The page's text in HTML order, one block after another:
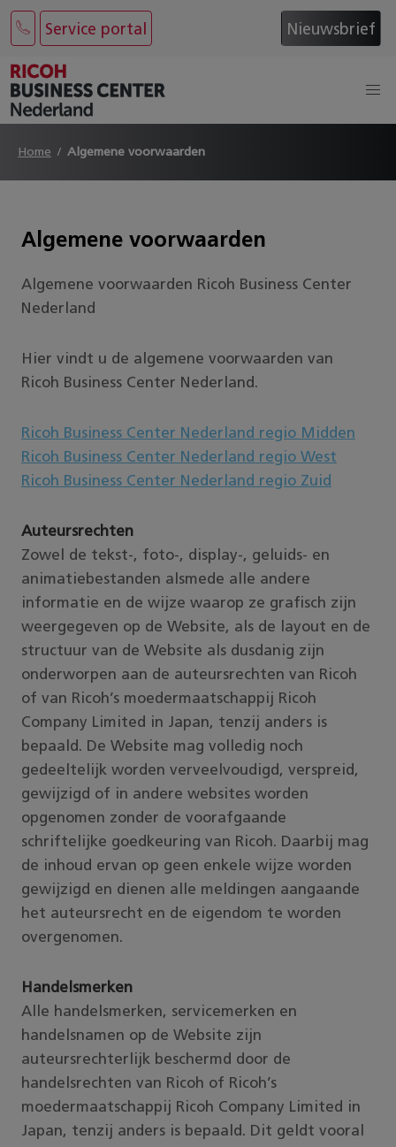
Service portal Nieuwsbrief
Home Algemene voorwaarden
Algemene voorwaarden
Algemene voorwaarden Ricoh Business Center
Nederland
Hier vindt u de algemene voorwaarden van
Ricoh Business Center Nederland.
Ricoh Business Center Nederland regio Midden
Ricoh Business Center Nederland regio West
Ricoh Business Center Nederland regio Zuid
Auteursrechten
Zowel de tekst-, foto-, display-, geluids- en
animatiebestanden alsmede alle andere
informatie en de wijze waarop ze grafisch zijn
weergegeven op de Website, als de layout en de
structuur van de Website als dusdanig zijn
onderworpen aan de auteursrechten van Ricoh
of van Ricoh’s moedermaatschappij Ricoh
Company Limited in Japan, tenzij anders is
bepaald. De Website mag volledig noch
gedeeltelijk worden verveelvoudigd, verspreid,
gewijzigd of in andere websites worden
opgenomen zonder de voorafgaande
schriftelijke goedkeuring van Ricoh. Daarbij mag
de inhoud ervan op geen enkele wijze worden
gewijzigd en dienen alle meldingen aangaande
het auteursrecht en de eigendom te worden
overgenomen.
Handelsmerken
Alle handelsmerken, servicemerken en
handelsnamen op de Website zijn
auteursrechterlijk beschermd door de
handelsrechten van Ricoh of Ricoh’s
moedermaatschappij Ricoh Company Limited in
Japan, tenzij anders is bepaald. Dit geldt vooral